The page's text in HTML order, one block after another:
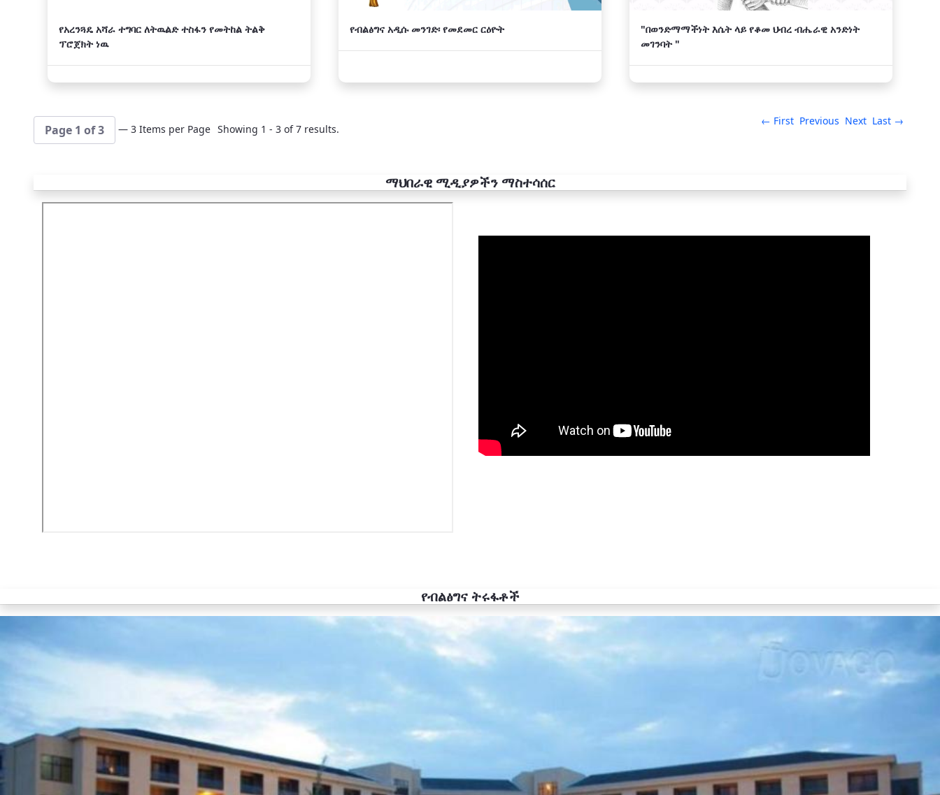
የአረንጓዴ አሻራ ተግባር ለትዉልድ ተስፋን የመትከል ትልቅ
ፕሮጀክት ነዉ
የብልፅግና አዲሱ መንገድ፡ የመደመር ርዕዮት
"በወንድማማችነት እሴት ላይ የቆመ ህብረ ብሔራዊ አንድነት
መገንባት "
Page 1 of 3 — 3 Items per Page Showing 1 - 3 of 7 results.
← First Previous Next Last →
ማህበራዊ ሚዲያዎችን ማስተሳሰር
የብልፅግና ትሩፋቶች